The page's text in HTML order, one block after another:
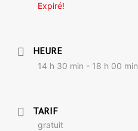
Expiré!
HEURE
14 h 30 min - 18 h 00 min
TARIF
gratuit